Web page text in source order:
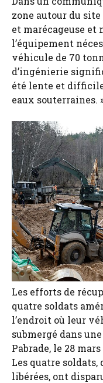
zone autour du
et marécageuse et
l’équipement
véhicule de 70
d’ingénierie
été lente et
eaux souterraines.
Les efforts de
quatre soldats
l’endroit où leur
submergé dans
Pabrade, le 28 mars
Les quatre soldats,
libérées, ont